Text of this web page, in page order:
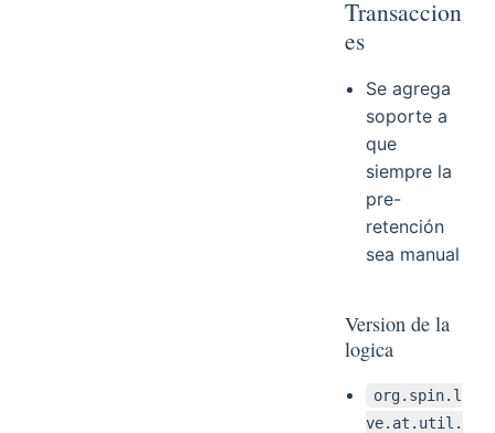
Transaccion
es
Se agrega
soporte a
que
siempre la
pre-
retención
sea manual
Version de la
logica
org.spin.l
ve.at.util.